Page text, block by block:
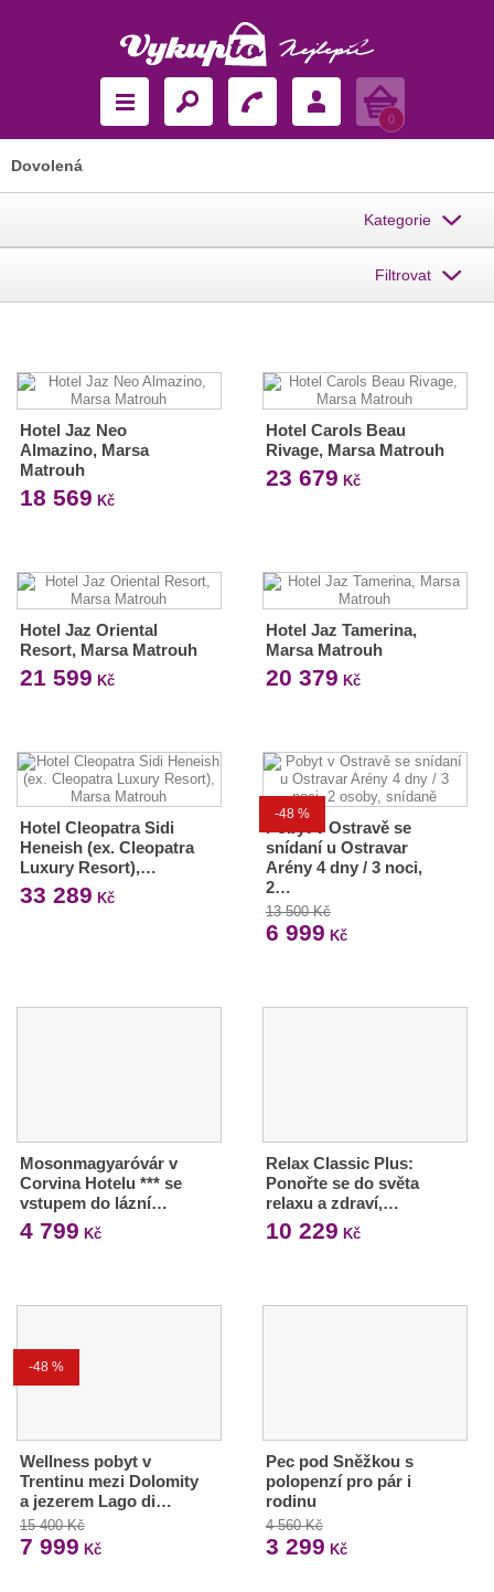
Košík
0
Dovolená
Kategorie
Filtrovat
Hotel Jaz Neo
Almazino, Marsa
Matrouh
18 569 Kč
Hotel Carols Beau
Rivage, Marsa Matrouh
23 679 Kč
Hotel Jaz Oriental
Resort, Marsa Matrouh
21 599 Kč
Hotel Jaz Tamerina,
Marsa Matrouh
20 379 Kč
Hotel Cleopatra Sidi
Heneish (ex. Cleopatra
Luxury Resort),…
33 289 Kč
-48 %
Pobyt v Ostravě se
snídaní u Ostravar
Arény 4 dny / 3 noci,
2…
13 500 Kč
6 999 Kč
Mosonmagyaróvár v
Corvina Hotelu *** se
vstupem do lázní…
4 799 Kč
Relax Classic Plus:
Ponořte se do světa
relaxu a zdraví,…
10 229 Kč
-48 %
Wellness pobyt v
Trentinu mezi Dolomity
a jezerem Lago di…
15 400 Kč
7 999 Kč
Pec pod Sněžkou s
polopenzí pro pár i
rodinu
4 560 Kč
3 299 Kč